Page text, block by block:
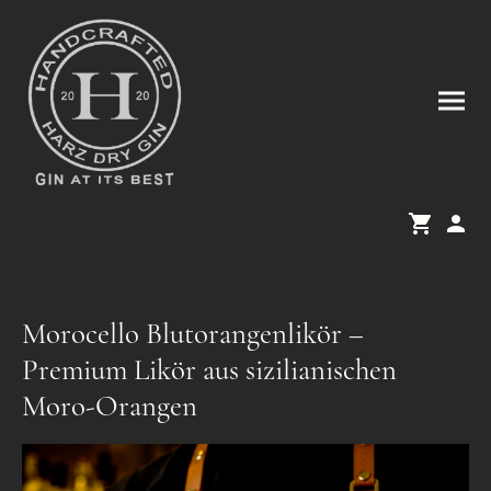
Morocello Blutorangenlikör –
Premium Likör aus sizilianischen
Moro-Orangen